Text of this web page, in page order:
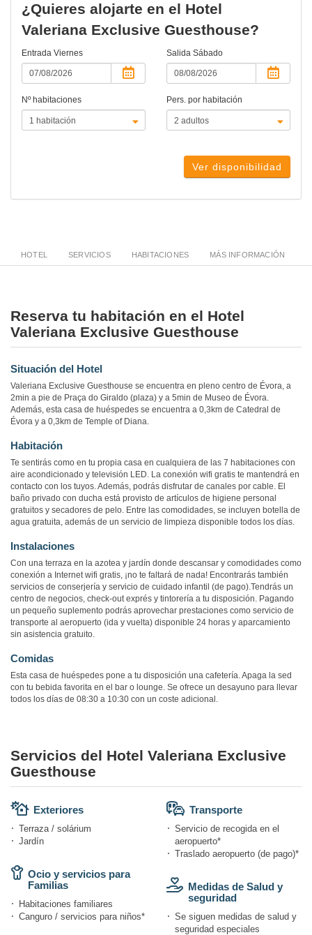
¿Quieres alojarte en el Hotel
Valeriana Exclusive Guesthouse?
Entrada Viernes Salida Sábado
Nº habitaciones Pers. por habitación
Ver disponibilidad
HOTEL SERVICIOS HABITACIONES MÁS INFORMACIÓN
Reserva tu habitación en el Hotel
Valeriana Exclusive Guesthouse
Situación del Hotel
Valeriana Exclusive Guesthouse se encuentra en pleno centro de Évora, a
2min a pie de Praça do Giraldo (plaza) y a 5min de Museo de Évora.
Además, esta casa de huéspedes se encuentra a 0,3km de Catedral de
Évora y a 0,3km de Temple of Diana.
Habitación
Te sentirás como en tu propia casa en cualquiera de las 7 habitaciones con
aire acondicionado y televisión LED. La conexión wifi gratis te mantendrá en
contacto con los tuyos. Además, podrás disfrutar de canales por cable. El
baño privado con ducha está provisto de artículos de higiene personal
gratuitos y secadores de pelo. Entre las comodidades, se incluyen botella de
agua gratuita, además de un servicio de limpieza disponible todos los días.
Instalaciones
Con una terraza en la azotea y jardín donde descansar y comodidades como
conexión a Internet wifi gratis, ¡no te faltará de nada! Encontrarás también
servicios de conserjería y servicio de cuidado infantil (de pago).Tendrás un
centro de negocios, check-out exprés y tintorería a tu disposición. Pagando
un pequeño suplemento podrás aprovechar prestaciones como servicio de
transporte al aeropuerto (ida y vuelta) disponible 24 horas y aparcamiento
sin asistencia gratuito.
Comidas
Esta casa de huéspedes pone a tu disposición una cafetería. Apaga la sed
con tu bebida favorita en el bar o lounge. Se ofrece un desayuno para llevar
todos los días de 08:30 a 10:30 con un coste adicional.
Servicios del Hotel Valeriana Exclusive
Guesthouse
Exteriores
Terraza / solárium
Jardín
Ocio y servicios para
Familias
Habitaciones familiares
Canguro / servicios para niños*
Transporte
Servicio de recogida en el
aeropuerto*
Traslado aeropuerto (de pago)*
Medidas de Salud y
seguridad
Se siguen medidas de salud y
seguridad especiales